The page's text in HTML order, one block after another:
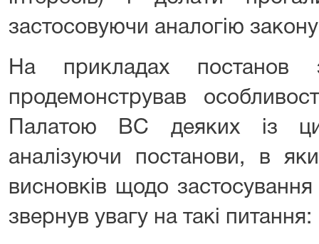
застосовуючи аналогію
На прикладах
продемонстрував
Палатою ВС деяких із
аналізуючи постанови, в
висновків щодо
звернув увагу на такі питання: